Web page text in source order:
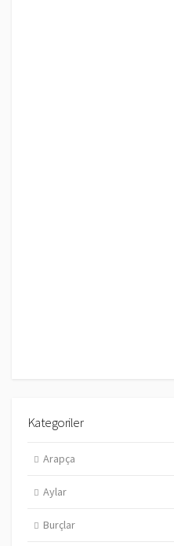
Kategoriler
Arapça
Aylar
Burçlar